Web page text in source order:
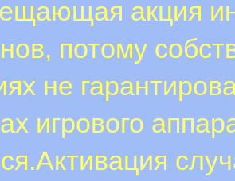
акция
потому
не
игрового